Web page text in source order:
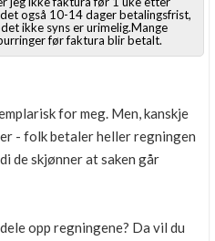
også 10-14 dager betalingsfrist,
ikke syns er urimelig.Mange
før faktura blir betalt.
for meg. Men, kanskje
- folk betaler heller regningen
de skjønner at saken går
opp regningene? Da vil du